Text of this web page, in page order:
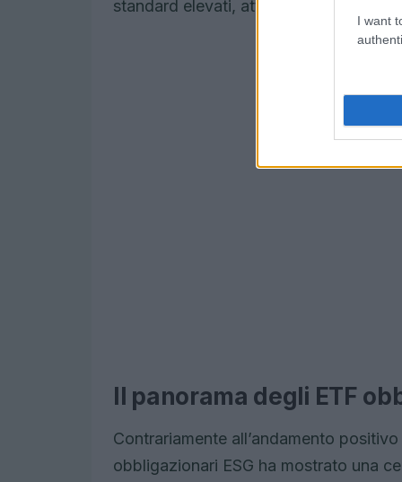
I want
standard elevati, attirando così
Il panorama degli ETF
Contrariamente all’andamento
obbligazionari ESG ha mostrato una